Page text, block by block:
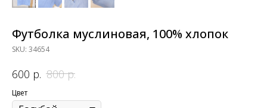
Футболка муслиновая, 100% хлопок
SKU: 34654
600 р. 800 р.
Цвет